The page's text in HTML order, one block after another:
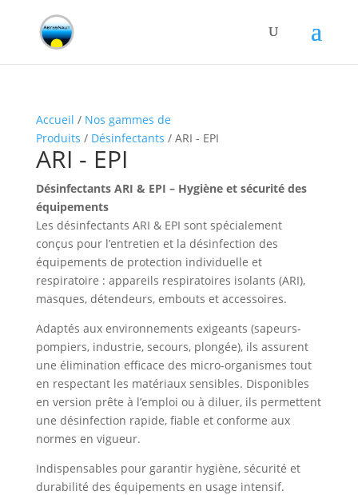
Accueil / Nos gammes de
Produits / Désinfectants / ARI - EPI
ARI - EPI
Désinfectants ARI & EPI – Hygiène et sécurité des
équipements
Les désinfectants ARI & EPI sont spécialement
conçus pour l’entretien et la désinfection des
équipements de protection individuelle et
respiratoire : appareils respiratoires isolants (ARI),
masques, détendeurs, embouts et accessoires.
Adaptés aux environnements exigeants (sapeurs-
pompiers, industrie, secours, plongée), ils assurent
une élimination efficace des micro-organismes tout
en respectant les matériaux sensibles. Disponibles
en version prête à l’emploi ou à diluer, ils permettent
une désinfection rapide, fiable et conforme aux
normes en vigueur.
Indispensables pour garantir hygiène, sécurité et
durabilité des équipements en usage intensif.